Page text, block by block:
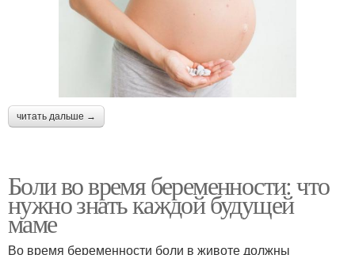
читать дальше →
Боли во время беременности: что
нужно знать каждой будущей
маме
Во время беременности боли в животе должны